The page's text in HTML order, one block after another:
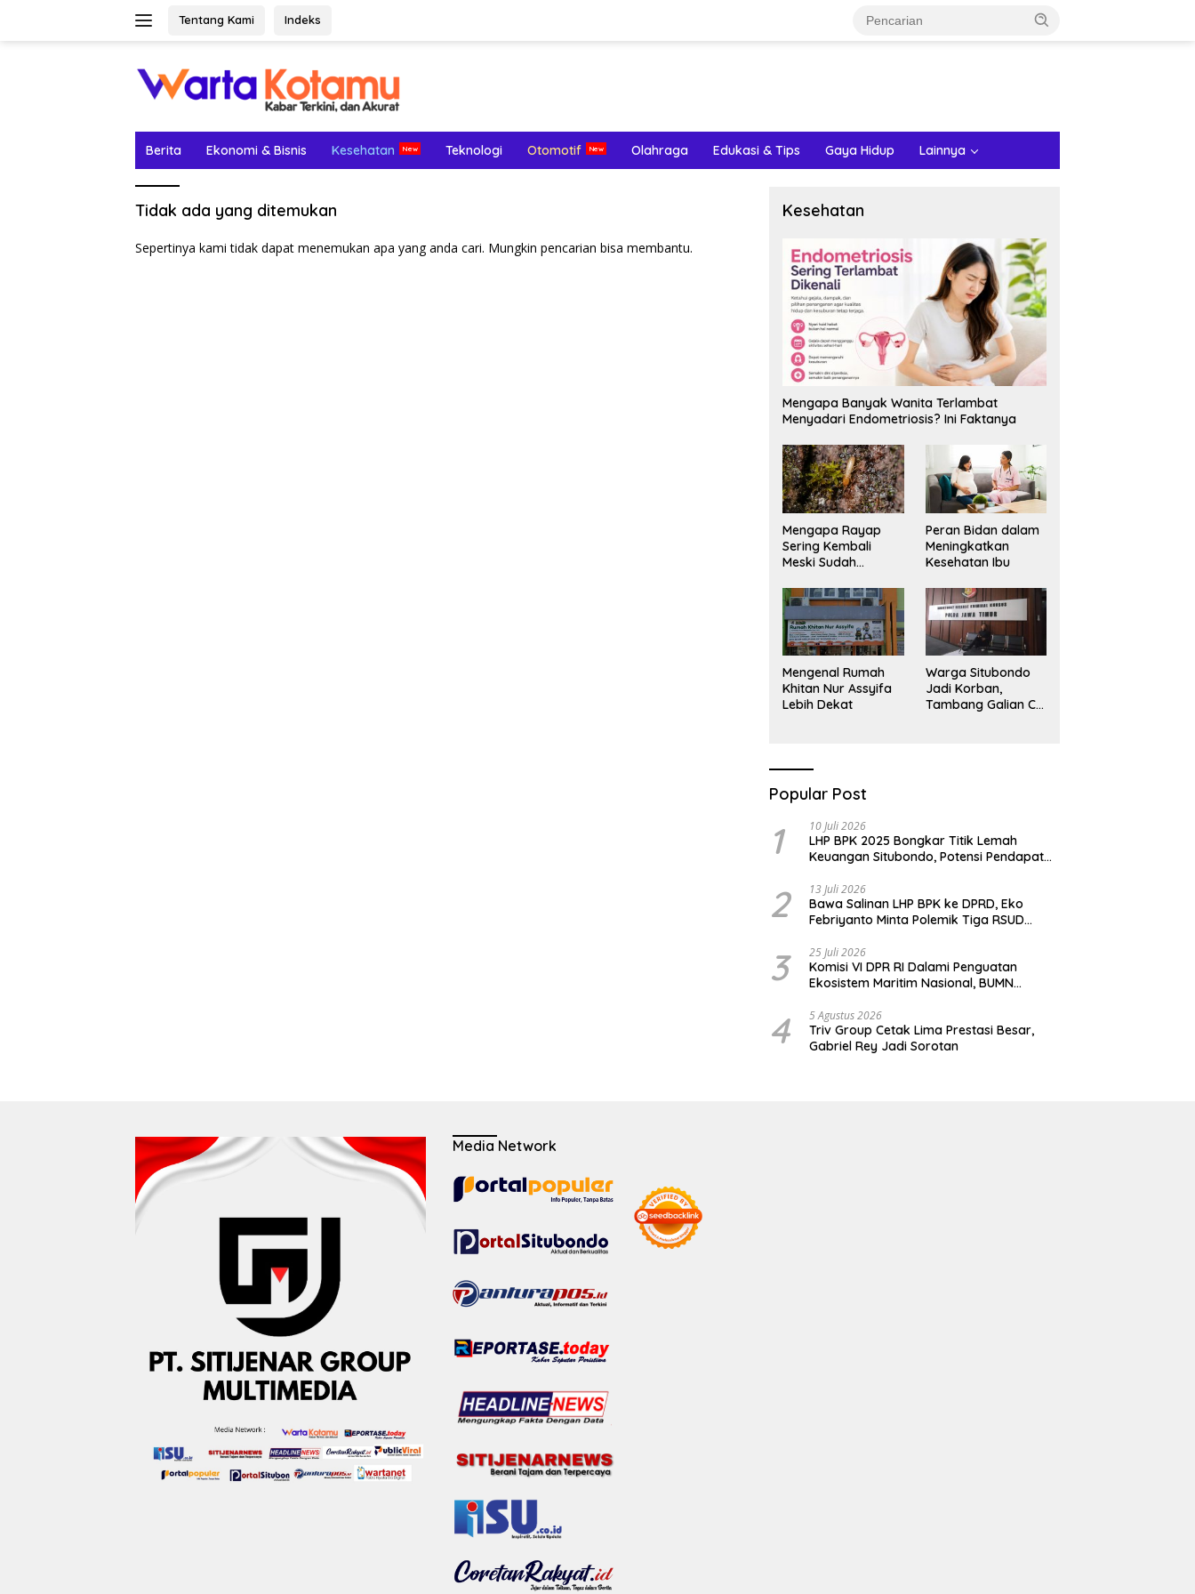
Tentang Kami Indeks
Berita Ekonomi & Bisnis Kesehatan Teknologi Otomotif Olahraga Edukasi & Tips Gaya Hidup Lainnya
Tidak ada yang ditemukan
Sepertinya kami tidak dapat menemukan apa yang anda cari. Mungkin pencarian bisa membantu.
Kesehatan
Mengapa Banyak Wanita Terlambat
Menyadari Endometriosis? Ini Faktanya
Mengapa Rayap
Sering Kembali
Meski Sudah
Peran Bidan dalam
Meningkatkan
Kesehatan Ibu
Mengenal Rumah
Khitan Nur Assyifa
Lebih Dekat
Warga Situbondo
Jadi Korban,
Tambang Galian C
Popular Post
1 10 Juli 2026
LHP BPK 2025 Bongkar Titik Lemah
Keuangan Situbondo, Potensi Pendapatan
2 13 Juli 2026
Bawa Salinan LHP BPK ke DPRD, Eko
Febriyanto Minta Polemik Tiga RSUD
Opini
3 25 Juli 2026
Komisi VI DPR RI Dalami Penguatan
Ekosistem Maritim Nasional, BUMN
Surabaya
4 5 Agustus 2026
Triv Group Cetak Lima Prestasi Besar,
Gabriel Rey Jadi Sorotan
Media Network